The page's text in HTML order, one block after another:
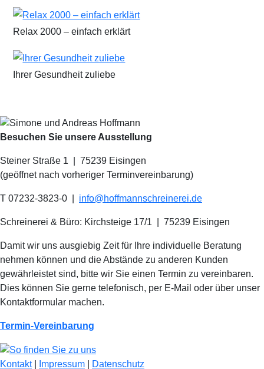
Relax 2000 – einfach erklärt
Ihrer Gesundheit zuliebe
Besuchen Sie unsere Ausstellung
Steiner Straße 1 | 75239 Eisingen
(geöffnet nach vorheriger Terminvereinbarung)
T 07232-3823-0 info@hoffmannschreinerei.de
Schreinerei & Büro: Kirchsteige 17/1 75239 Eisingen
Damit wir uns ausgiebig Zeit für Ihre individuelle Beratung
nehmen können und die Abstände zu anderen Kunden
gewährleistet sind, bitte wir Sie einen Termin zu vereinbaren.
Dies können Sie gerne telefonisch, per E-Mail oder über unser
Kontaktformular machen.
Termin-Vereinbarung
Kontakt| Impressum
Datenschutz